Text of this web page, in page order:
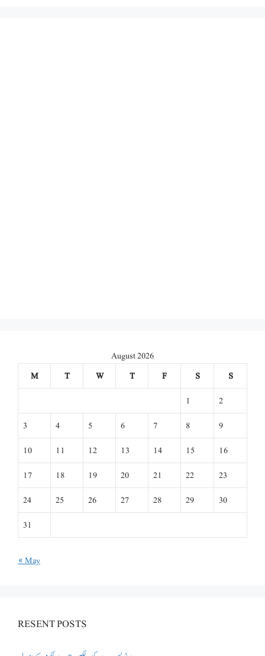
August 2026
M
T W T F S
S
1
2
3
4 5 6 7 8
9
10
11 12 13 14 15
16
17
18 19 20 21 22
23
24
25 26 27 28 29
30
31
« May
RESENT POSTS